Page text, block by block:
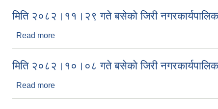
मिति २०८२।११।२९ गते बसेको जिरी
Read more
मिति २०८२।१०।०८ गते बसेको जिरी
Read more